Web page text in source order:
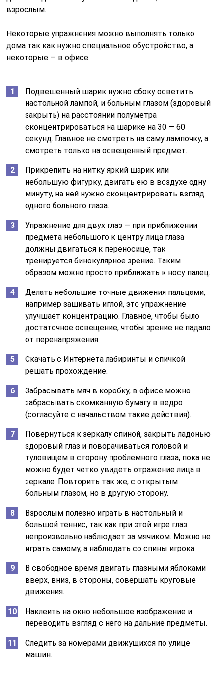
взрослым.
Некоторые упражнения можно выполнять только
дома так как нужно специальное обустройство, а
некоторые — в офисе.
Подвешенный шарик нужно сбоку осветить
настольной лампой, и больным глазом (здоровый
закрыть) на расстоянии полуметра
сконцентрироваться на шарике на 30 — 60
секунд. Главное не смотреть на саму лампочку, а
смотреть только на освещенный предмет.
Прикрепить на нитку яркий шарик или
небольшую фигурку, двигать ею в воздухе одну
минуту, на ней нужно сконцентрировать взгляд
одного больного глаза.
Упражнение для двух глаз — при приближении
предмета небольшого к центру лица глаза
должны двигаться к переносице, так
тренируется бинокулярное зрение. Таким
образом можно просто приближать к носу палец.
Делать небольшие точные движения пальцами,
например зашивать иглой, это упражнение
улучшает концентрацию. Главное, чтобы было
достаточное освещение, чтобы зрение не падало
от перенапряжения.
Скачать с Интернета лабиринты и спичкой
решать прохождение.
Забрасывать мяч в коробку, в офисе можно
забрасывать скомканную бумагу в ведро
(согласуйте с начальством такие действия).
Повернуться к зеркалу спиной, закрыть ладонью
здоровый глаз и поворачиваться головой и
туловищем в сторону проблемного глаза, пока не
можно будет четко увидеть отражение лица в
зеркале. Повторить так же, с открытым
больным глазом, но в другую сторону.
Взрослым полезно играть в настольный и
большой теннис, так как при этой игре глаз
непроизвольно наблюдает за мячиком. Можно не
играть самому, а наблюдать со спины игрока.
В свободное время двигать глазными яблоками
вверх, вниз, в стороны, совершать круговые
движения.
Наклеить на окно небольшое изображение и
переводить взгляд с него на дальние предметы.
Следить за номерами движущихся по улице
машин.